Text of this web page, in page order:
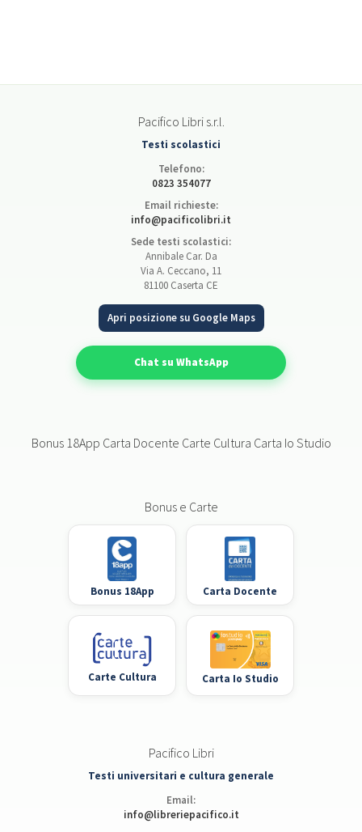
Pacifico Libri s.r.l.
Testi scolastici
Telefono:
0823 354077
Email richieste:
info@pacificolibri.it
Sede testi scolastici:
Annibale Car. Da
Via A. Ceccano, 11
81100 Caserta CE
Apri posizione su Google Maps
Chat su WhatsApp
Bonus 18App Carta Docente Carte Cultura Carta Io Studio
Bonus e Carte
Bonus 18App Carta Docente
Carte Cultura Carta Io Studio
Pacifico Libri
Testi universitari e cultura generale
Email:
info@libreriepacifico.it